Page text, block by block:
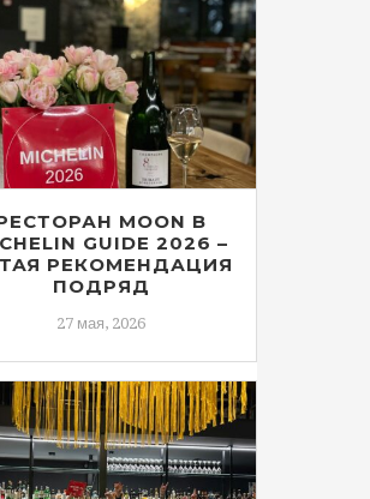
MOON В
GUIDE 2026 –
РЕКОМЕНДАЦИЯ
ПОДРЯД
27 мая, 2026